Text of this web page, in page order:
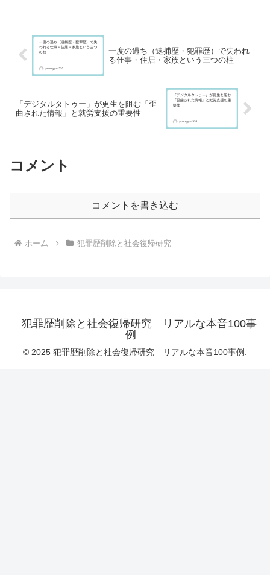
一度の過ち（逮捕歴・犯罪歴）で失われ
る仕事・住居・家族という三つの柱
「デジタルタトゥー」が更生を阻む「歪
曲された情報」と就労支援の重要性
コメント
コメントを書き込む
ホーム 犯罪歴削除と社会復帰研究
犯罪歴削除と社会復帰研究 リアルな本音100事
例
© 2025 犯罪歴削除と社会復帰研究 リアルな本音100事例.